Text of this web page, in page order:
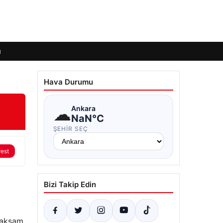
Hava Durumu
☁Ankara
NaN°C
ŞEHIR SEÇ
Bizi Takip Edin